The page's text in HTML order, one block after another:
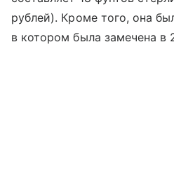
рублей). Кроме того, она
в котором была замечена в